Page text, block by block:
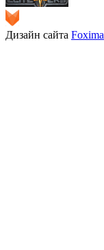
Дизайн сайта Foxima